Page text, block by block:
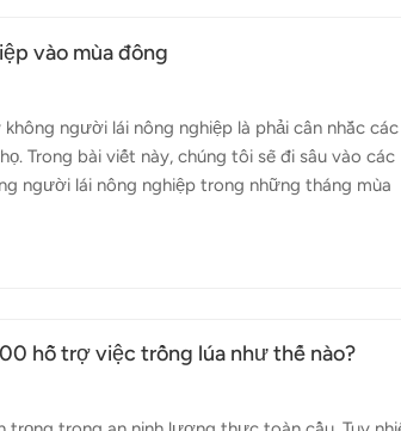
vào mùa đông
người lái nông nghiệp là phải cân nhắc các
Trong bài viết này, chúng tôi sẽ đi sâu vào các
người lái nông nghiệp trong những tháng mùa
bay không người lái nông nghiệp của bạn
còn sót lại từ mùa trước. Kiểm tra khung, cánh
hỗ trợ việc trồng lúa như thế nào?